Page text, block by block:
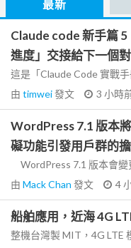
最新
Claude code 新手篇
進度」交接給下一個
這是「Claude Code 實戰
由 timwei發文 3 小時
WordPress 7.1 版本
礙功能引發用戶群的
WordPress 7.1 版本會變
由 Mack Chan 發文 4
船舶應用，近海 4G
整機台灣製 MIT，4G LTE